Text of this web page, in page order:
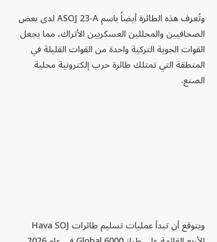
وتُعرف هذه الطائرة أيضاً باسم ASOJ 23-A لدى بعض
الصحافيين والمحللين العسكريين الأتراك، مما يجعل
القوات الجوية التركية واحدة من القوات القليلة في
المنطقة التي تمتلك طائرة حرب إلكترونية محلية
الصنع.
ويتوقع أن تبدأ عمليات تسليم طائرات Hava SOJ